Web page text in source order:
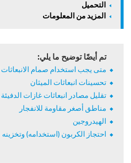
التحميل
المزيد من المعلومات
تم أيضًا توضيح ما يلي:
متى يجب استخدام صمام الانبعاثات
تحسينات انبعاثات الميثان
تقليل مصادر انبعاثات غازات
مناطق أصغر مقاومة للانفجار
الهيدروجين
احتجاز الكربون (استخدامه) وتخزينه